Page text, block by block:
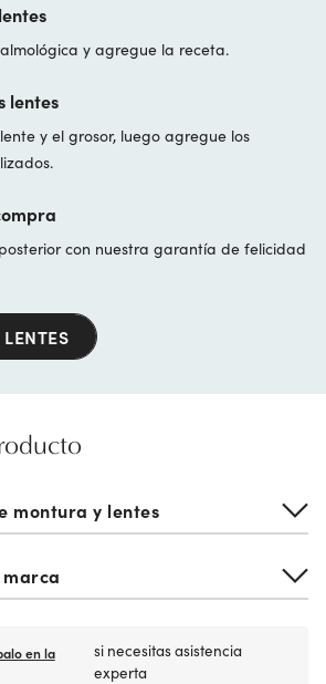
y agregue la receta.
lentes
y el grosor, luego agregue los
con nuestra garantía de felicidad
montura y lentes
en la
si necesitas asistencia
experta